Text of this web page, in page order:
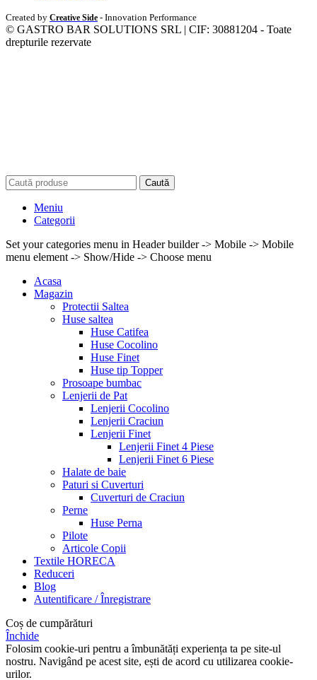
Created by Creative Side - Innovation Performance
© GASTRO BAR SOLUTIONS SRL | CIF: 30881204 - Toate
drepturile rezervate
Caută
Meniu
Categorii
Set your categories menu in Header builder -> Mobile -> Mobile
menu element -> Show/Hide -> Choose menu
Acasa
Magazin
Protectii Saltea
Huse saltea
Huse Catifea
Huse Cocolino
Huse Finet
Huse tip Topper
Prosoape bumbac
Lenjerii de Pat
Lenjerii Cocolino
Lenjerii Craciun
Lenjerii Finet
Lenjerii Finet 4 Piese
Lenjerii Finet 6 Piese
Halate de baie
Paturi si Cuverturi
Cuverturi de Craciun
Perne
Huse Perna
Pilote
Articole Copii
Textile HORECA
Reduceri
Blog
Autentificare / Înregistrare
Coș de cumpărături
Închide
Folosim cookie-uri pentru a îmbunătăți experiența ta pe site-ul
nostru. Navigând pe acest site, ești de acord cu utilizarea cookie-
urilor.